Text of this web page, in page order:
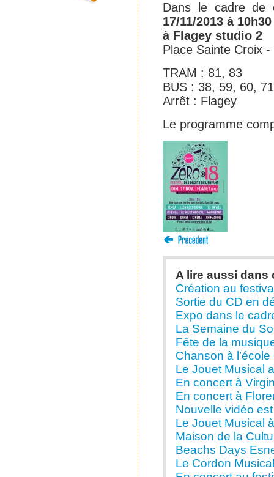
Dans le cadre
17/11/2013 à 10h30
à Flagey studio 2
Place Sainte Croix
TRAM : 81, 83
BUS : 38, 59, 60, 71
Arrêt : Flagey
Le programme
A lire aussi dans
Création au
Sortie du CD en
Expo dans le
La Semaine du
Fête de la
Chanson à
Le Jouet Musical
En concert à
En concert à
Nouvelle vidéo
Le Jouet Musical
Maison de la
Beachs Days
Le Cordon